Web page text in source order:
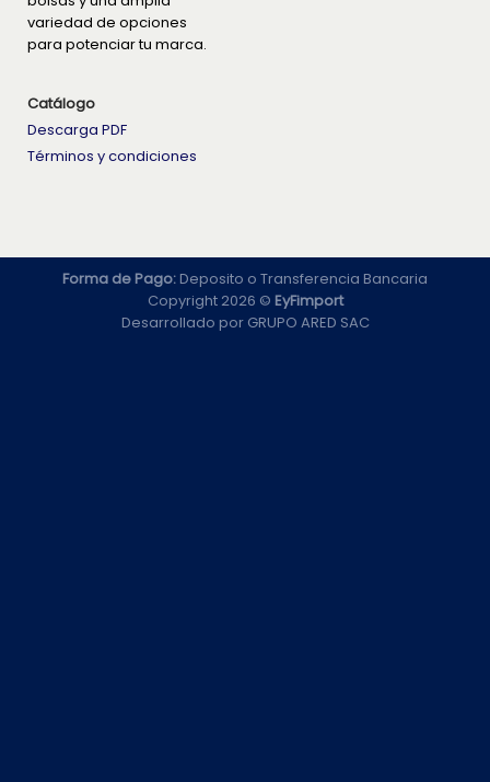
variedad de opciones
para potenciar tu marca.
Catálogo
Descarga PDF
Términos y condiciones
Forma de Pago:Deposito o Transferencia Bancaria
Copyright 2026 © EyFimport
Desarrollado por GRUPO ARED SAC